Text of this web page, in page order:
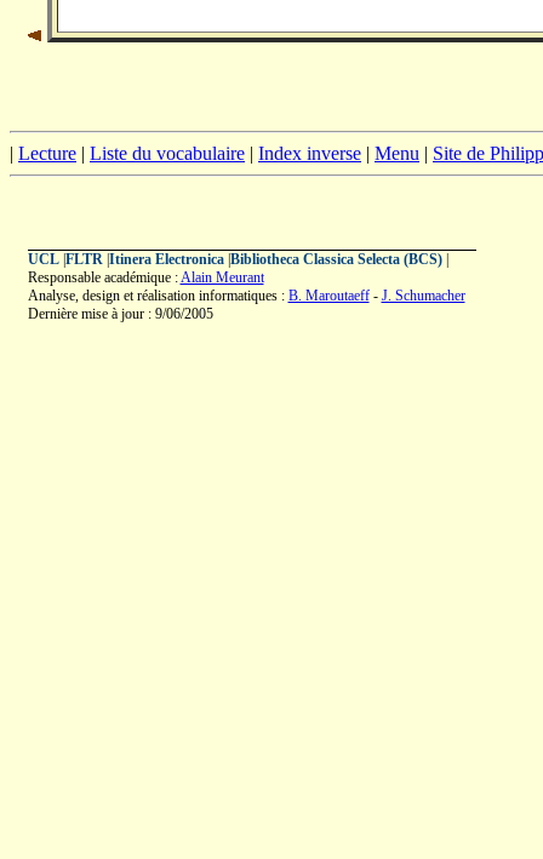
| Lecture | Liste du vocabulaire | Index inverse | Menu | Site de
UCL| FLTR| Itinera Electronica| Bibliotheca Classica Selecta (BCS)|
Responsable académique :Alain Meurant
Analyse, design et réalisation informatiques : B. Maroutaeff- J. Schumacher
Dernière mise à jour : 9/06/2005